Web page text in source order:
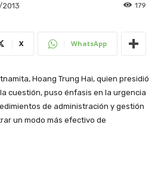
179
X WhatsApp
Hoang Trung Hai, quien presidió
cuestión, puso énfasis en la urgencia
de administración y gestión
un modo más efectivo de